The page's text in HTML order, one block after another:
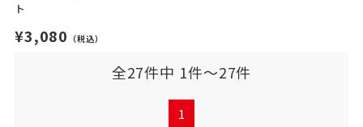
ト
¥3,080 （税込）
全27件中 1件～27件
1